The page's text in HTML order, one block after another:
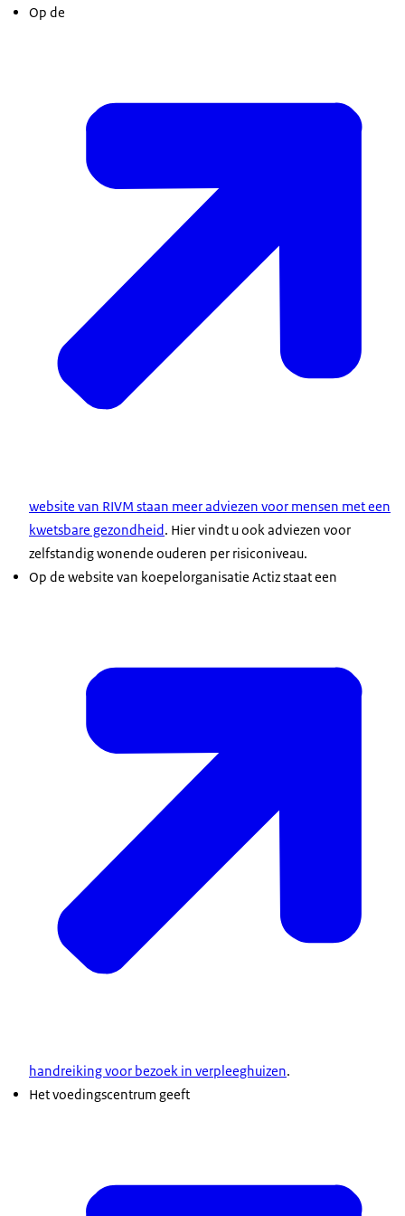
luchten door ramen of deuren tegen elkaar open te
Ga zo mogelijk rechts achter de bestuurder zitten.
Op de
website van RIVM staan meer adviezen voor mensen met een
kwetsbare gezondheid. Hier vindt u ook adviezen voor
zelfstandig wonende ouderen per risiconiveau.
Op de website van koepelorganisatie Actiz staat een
handreiking voor bezoek in verpleeghuizen.
Het voedingscentrum geeft